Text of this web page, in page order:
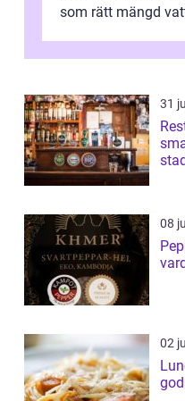
som rätt mängd
31
08
02